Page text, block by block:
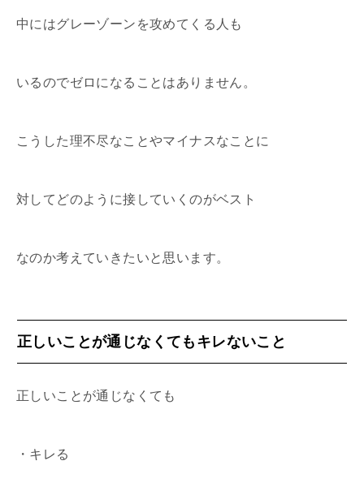
中にはグレーゾーンを攻めてくる人も
いるのでゼロになることはありません。
こうした理不尽なことやマイナスなことに
対してどのように接していくのがベスト
なのか考えていきたいと思います。
正しいことが通じなくてもキレないこと
正しいことが通じなくても
・キレる